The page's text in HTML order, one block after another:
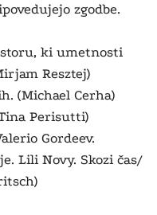
zgodbe.
ki umetnosti
Resztej)
(Michael Cerha)
Perisutti)
Gordeev.
Lili Novy. Skozi čas/